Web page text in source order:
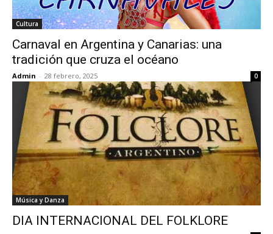
Cultura
Carnaval en Argentina y Canarias: una
tradición que cruza el océano
Admin - 28 febrero, 2025 0
Música y Danza
DIA INTERNACIONAL DEL FOLKLORE